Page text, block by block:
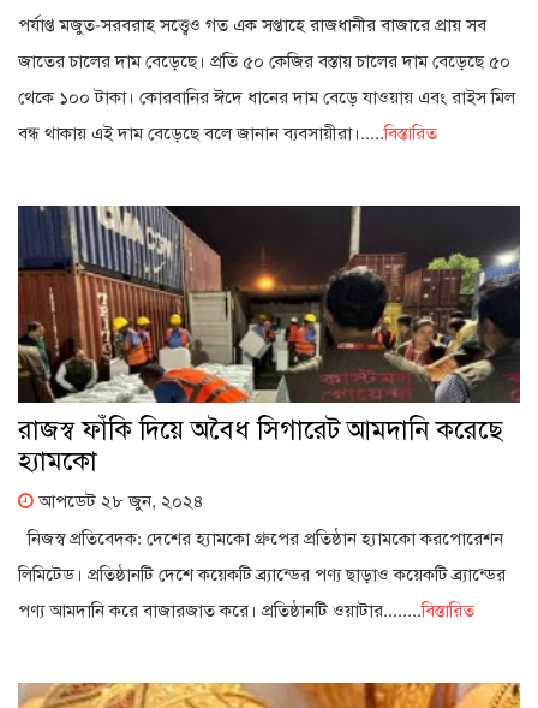
পর্যাপ্ত মজুত-সরবরাহ সত্ত্বেও গত এক সপ্তাহে রাজধানীর বাজারে প্রায় সব
জাতের চালের দাম বেড়েছে। প্রতি ৫০ কেজির বস্তায় চালের দাম বেড়েছে ৫০
থেকে ১০০ টাকা। কোরবানির ঈদে ধানের দাম বেড়ে যাওয়ায় এবং রাইস মিল
বন্ধ থাকায় এই দাম বেড়েছে বলে জানান ব্যবসায়ীরা।.....বিস্তারিত
রাজস্ব ফাঁকি দিয়ে অবৈধ সিগারেট আমদানি করেছে
হ্যামকো
আপডেট ২৮ জুন, ২০২৪
নিজস্ব প্রতিবেদক: দেশের হ্যামকো গ্রুপের প্রতিষ্ঠান হ্যামকো করপোরেশন
লিমিটেড। প্রতিষ্ঠানটি দেশে কয়েকটি ব্র্যান্ডের পণ্য ছাড়াও কয়েকটি ব্র্যান্ডের
পণ্য আমদানি করে বাজারজাত করে। প্রতিষ্ঠানটি ওয়াটার........বিস্তারিত